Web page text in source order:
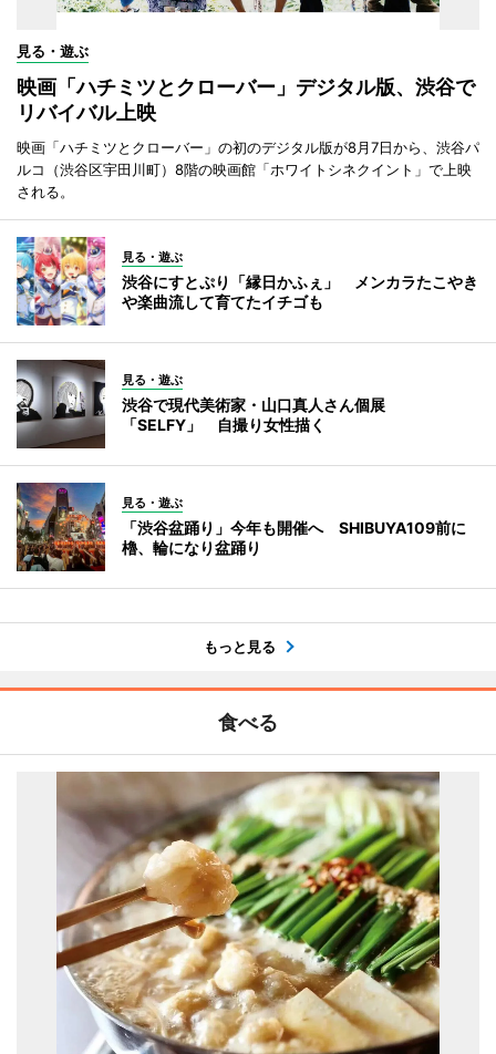
見る・遊ぶ
映画「ハチミツとクローバー」デジタル版、渋谷で
リバイバル上映
映画「ハチミツとクローバー」の初のデジタル版が8月7日から、渋谷パ
ルコ（渋谷区宇田川町）8階の映画館「ホワイトシネクイント」で上映
される。
見る・遊ぶ
渋谷にすとぷり「縁日かふぇ」 メンカラたこやき
や楽曲流して育てたイチゴも
見る・遊ぶ
渋谷で現代美術家・山口真人さん個展
「SELFY」 自撮り女性描く
見る・遊ぶ
「渋谷盆踊り」今年も開催へ SHIBUYA109前に
櫓、輪になり盆踊り
もっと見る
食べる